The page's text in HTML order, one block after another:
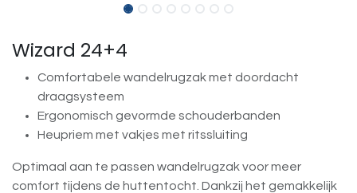
Wizard 24+4
Comfortabele wandelrugzak met doordacht
draagsysteem
Ergonomisch gevormde schouderbanden
Heupriem met vakjes met ritssluiting
Optimaal aan te passen wandelrugzak voor meer
comfort tijdens de huttentocht. Dankzij het gemakkelijk